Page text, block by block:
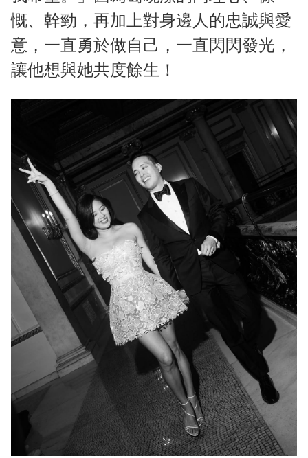
慨、幹勁，再加上對身邊人的忠誠與愛
意，一直勇於做自己，一直閃閃發光，
讓他想與她共度餘生！